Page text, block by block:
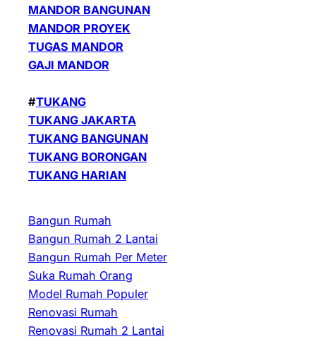
MANDOR BANGUNAN
MANDOR PROYEK
TUGAS MANDOR
GAJI MANDOR
#TUKANG
TUKANG JAKARTA
TUKANG BANGUNAN
TUKANG BORONGAN
TUKANG HARIAN
Bangun Rumah
Bangun Rumah 2 Lantai
Bangun Rumah Per Meter
Suka Rumah Orang
Model Rumah Populer
Renovasi Rumah
Renovasi Rumah 2 Lantai